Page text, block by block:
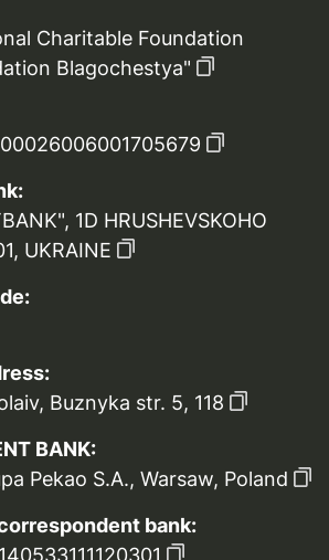
Charitable Foundation
Blagochestya"
1D HRUSHEVSKOHO
UKRAINE
Buznyka str. 5, 118
BANK:
Pekao S.A., Warsaw, Poland
bank: